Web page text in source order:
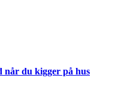
når du kigger på hus